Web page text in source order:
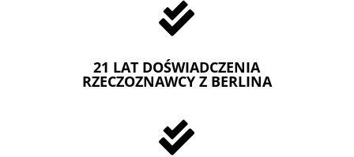

21 LAT DOŚWIADCZENIA
RZECZOZNAWCY Z BERLINA
